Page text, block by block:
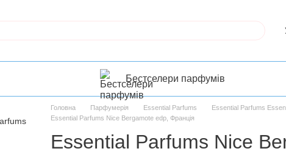
Бестселери парфумів
Головна Парфумерія Essential Parfums
Essential Parfums
Essential Parfums Nice Bergamote edp, Франція
Essential Parfums Nice